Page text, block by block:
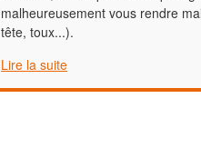
malheureusement vous rendre
tête, toux...).
Lire la suite